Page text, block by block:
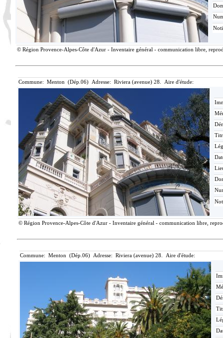
© Région Provence-Alpes-Côte d'Azur - Inventaire général - communication libre,
Commune: Menton (Dép.06) Adresse: Riviera (avenue) 28. Aire d'étude:
© Région Provence-Alpes-Côte d'Azur - Inventaire général - communication libre,
Commune: Menton (Dép.06) Adresse: Riviera (avenue) 28. Aire d'étude: